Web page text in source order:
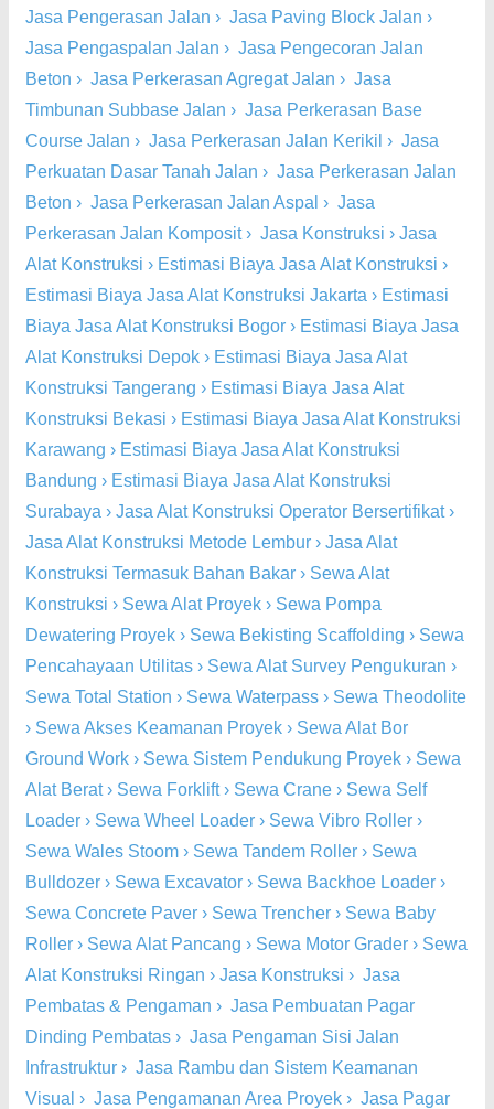
Jasa Pengerasan Jalan › Jasa Paving Block Jalan ›
Jasa Pengaspalan Jalan › Jasa Pengecoran Jalan
Beton › Jasa Perkerasan Agregat Jalan › Jasa
Timbunan Subbase Jalan › Jasa Perkerasan Base
Course Jalan › Jasa Perkerasan Jalan Kerikil › Jasa
Perkuatan Dasar Tanah Jalan › Jasa Perkerasan Jalan
Beton › Jasa Perkerasan Jalan Aspal › Jasa
Perkerasan Jalan Komposit› Jasa Konstruksi › Jasa
Alat Konstruksi › Estimasi Biaya Jasa Alat Konstruksi ›
Estimasi Biaya Jasa Alat Konstruksi Jakarta › Estimasi
Biaya Jasa Alat Konstruksi Bogor › Estimasi Biaya Jasa
Alat Konstruksi Depok › Estimasi Biaya Jasa Alat
Konstruksi Tangerang › Estimasi Biaya Jasa Alat
Konstruksi Bekasi › Estimasi Biaya Jasa Alat Konstruksi
Karawang › Estimasi Biaya Jasa Alat Konstruksi
Bandung › Estimasi Biaya Jasa Alat Konstruksi
Surabaya › Jasa Alat Konstruksi Operator Bersertifikat›
Jasa Alat Konstruksi Metode Lembur › Jasa Alat
Konstruksi Termasuk Bahan Bakar › Sewa Alat
Konstruksi › Sewa Alat Proyek › Sewa Pompa
Dewatering Proyek › Sewa Bekisting Scaffolding › Sewa
Pencahayaan Utilitas › Sewa Alat Survey Pengukuran ›
Sewa Total Station › Sewa Waterpass › Sewa Theodolite
› Sewa Akses Keamanan Proyek › Sewa Alat Bor
Ground Work › Sewa Sistem Pendukung Proyek › Sewa
Alat Berat› Sewa Forklift› Sewa Crane › Sewa Self
Loader › Sewa Wheel Loader › Sewa Vibro Roller ›
Sewa Wales Stoom › Sewa Tandem Roller › Sewa
Bulldozer › Sewa Excavator › Sewa Backhoe Loader ›
Sewa Concrete Paver › Sewa Trencher › Sewa Baby
Roller › Sewa Alat Pancang › Sewa Motor Grader › Sewa
Alat Konstruksi Ringan › Jasa Konstruksi › Jasa
Pembatas & Pengaman › Jasa Pembuatan Pagar
Dinding Pembatas › Jasa Pengaman Sisi Jalan
Infrastruktur › Jasa Rambu dan Sistem Keamanan
Visual › Jasa Pengamanan Area Proyek › Jasa Pagar